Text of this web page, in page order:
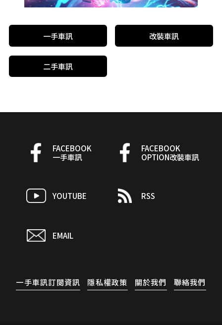
一手車訊 改裝車訊
二手車訊
FACEBOOK
一手車訊
FACEBOOK
OPTION改裝車訊
YOUTUBE RSS
EMAIL
一手車訊訂閱資訊 隱私權政策 關於我們 聯絡我們